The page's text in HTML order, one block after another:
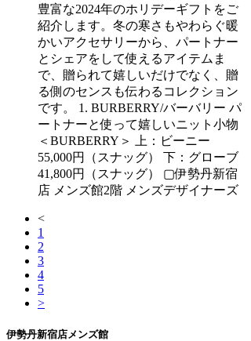
豊富な2024年のホリデーギフトをご
紹介します。冬の寒さもやわらぐ暖
かいアクセサリーから、パートナー
とシェアをして使えるアイテムま
で、贈られて嬉しいだけでなく、贈
る側のセンスも伝わるコレクション
です。 1. BURBERRY/バーバリー パ
ートナーと使って嬉しいニット小物
＜BURBERRY＞ 上：ビーニー
55,000円（スナッグ） 下：グローブ
41,800円（スナッグ） ▢伊勢丹新宿
店 メンズ館2階 メンズデザイナーズ
<
1
2
3
4
5
>
伊勢丹新宿店メンズ館